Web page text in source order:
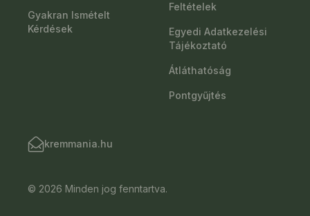
Gyakran Ismételt
Kérdések
Feltételek
Egyedi Adatkezelési
Tájékoztató
Átláthatóság
Pontgyűjtés
kremmania.hu
© 2026 Minden jog fenntartva.